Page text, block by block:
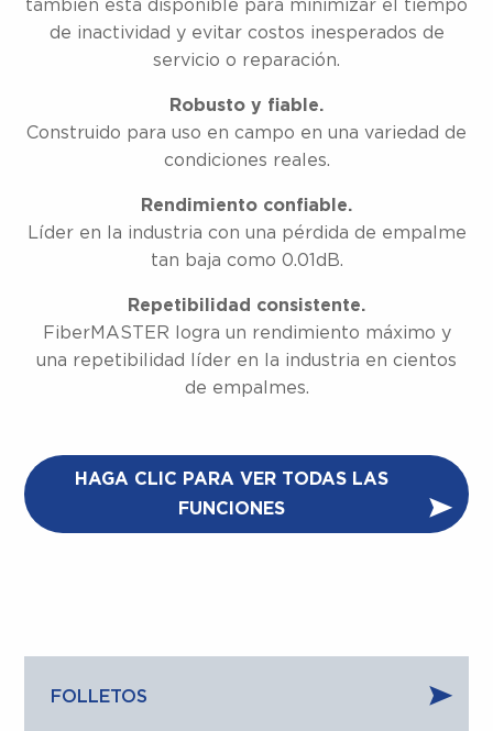
también está disponible para minimizar el tiempo
de inactividad y evitar costos inesperados de
servicio o reparación.
Robusto y fiable.
Construido para uso en campo en una variedad de
condiciones reales.
Rendimiento confiable.
Líder en la industria con una pérdida de empalme
tan baja como 0.01dB.
Repetibilidad consistente.
FiberMASTER logra un rendimiento máximo y
una repetibilidad líder en la industria en cientos
de empalmes.
HAGA CLIC PARA VER TODAS LAS
FUNCIONES
FOLLETOS